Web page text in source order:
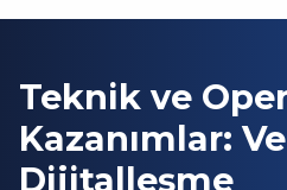
Teknik ve
Kazanımlar:
Dijitalleşme